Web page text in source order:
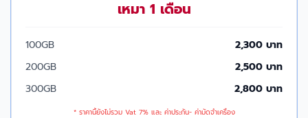
เหมา 1 เดือน
100GB
2,300 บาท
200GB
2,500 บาท
300GB
2,800 บาท
* ราคานี้ยังไม่รวม Vat 7% และ ค่าประกัน- ค่ามัดจำเครื่อง